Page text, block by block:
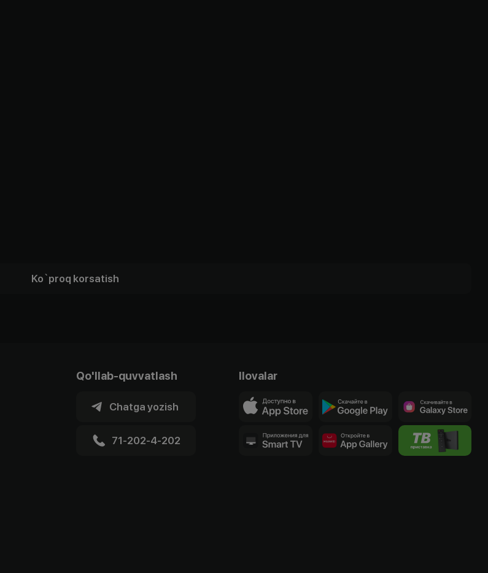
Ko`proq korsatish
Qo'llab-quvvatlash
Chatga yozish
71-202-4-202
Ilovalar